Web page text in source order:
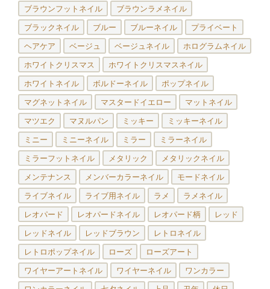
ブラウンフットネイル ブラウンラメネイル
ブラックネイル ブルー ブルーネイル プライベート
ヘアケア ベージュ ベージュネイル ホログラムネイル
ホワイトクリスマス ホワイトクリスマスネイル
ホワイトネイル ボルドーネイル ポップネイル
マグネットネイル マスタードイエロー マットネイル
マツエク マヌルパン ミッキー ミッキーネイル
ミニー ミニーネイル ミラー ミラーネイル
ミラーフットネイル メタリック メタリックネイル
メンテナンス メンバーカラーネイル モードネイル
ライブネイル ライブ用ネイル ラメ ラメネイル
レオパード レオパードネイル レオパード柄 レッド
レッドネイル レッドブラウン レトロネイル
レトロポップネイル ローズ ローズアート
ワイヤーアートネイル ワイヤーネイル ワンカラー